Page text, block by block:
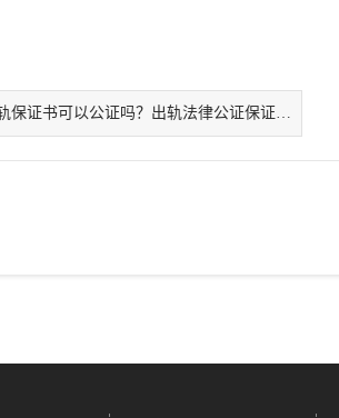
出轨保证书可以公证吗？出轨法律公证保证书有法律效力吗？